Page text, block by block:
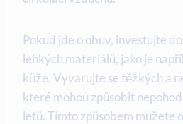
Pokud jde o obuv, investujte
lehkých materiálů, jako je
kůže. Vyvarujte se těžkých a
které mohou způsobit
letů. Tímto způsobem můžete